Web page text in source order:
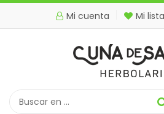
Mi cuenta Mi